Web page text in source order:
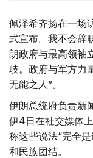
佩泽希齐扬在一场
式宣布。我不会辞
朗政府与最高领袖
歧。政府与军方力
无能之人”。
伊朗总统府负责新
伊4日在社交媒体
称这些说法“完全
和民族团结。